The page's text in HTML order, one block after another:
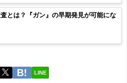
とは？『ガン』の早期発見が可能にな
LINE